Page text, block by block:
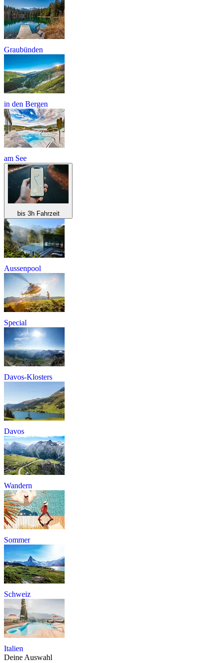
Graubünden
in den Bergen
am See
bis 3h Fahrzeit
Aussenpool
Special
Davos-Klosters
Davos
Wandern
Sommer
Schweiz
Italien
Deine Auswahl